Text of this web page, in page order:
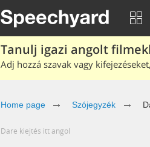
Tanulj igazi angolt
Adj hozzá szavak vagy
Home page Szójegyzék
dare kiejtés itt angol